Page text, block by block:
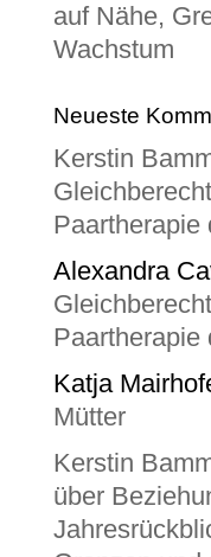
auf Nähe,
Wachstum
Neueste
Kerstin
Paartherapie
Alexandra
Paartherapie
Katja
Mütter
Kerstin
über